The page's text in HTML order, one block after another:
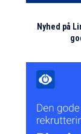
Nyhed på